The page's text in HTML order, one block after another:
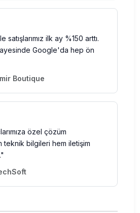
satışlarımız ilk ay %150 arttı.
Google'da hep ön
Boutique
özel çözüm
teknik bilgileri hem iletişim